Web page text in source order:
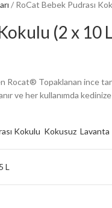
RoCat Bebek Pudrası
(2 x 10
Topaklanan ince
ve her kullanımda
Kokulu Kokusuz Lavanta
L